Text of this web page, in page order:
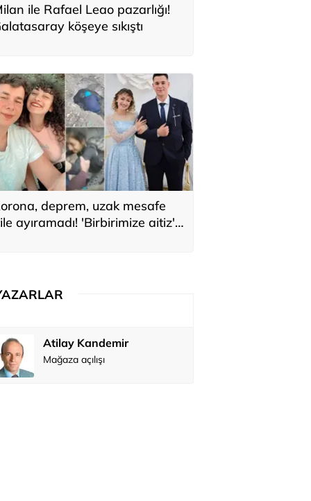
ile Rafael Leao pazarlığı!
köşeye sıkıştı
deprem, uzak mesafe
ayıramadı! 'Birbirimize aitiz'
Atilay Kandemir
Mağaza açılışı